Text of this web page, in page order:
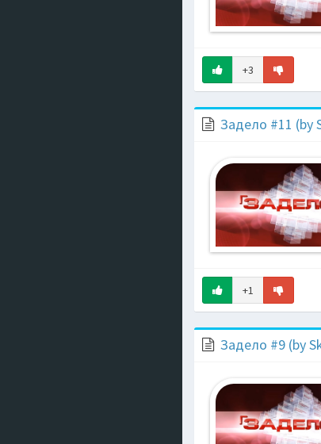
+3
Задело #11 (by
+1
Задело #9 (by